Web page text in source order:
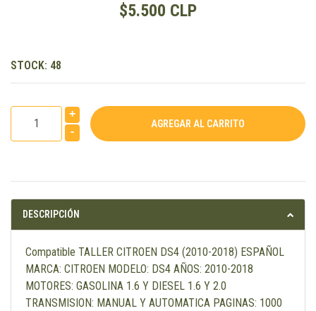
$5.500 CLP
STOCK: 48
+
-
DESCRIPCIÓN
Compatible TALLER CITROEN DS4 (2010-2018) ESPAÑOL
MARCA: CITROEN MODELO: DS4 AÑOS: 2010-2018
MOTORES: GASOLINA 1.6 Y DIESEL 1.6 Y 2.0
TRANSMISION: MANUAL Y AUTOMATICA PAGINAS: 1000